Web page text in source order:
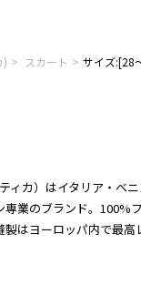
) スカート サイズ:[28
ィカ）はイタリア・ベ
専業のブランド。100%
はヨーロッパ内で最